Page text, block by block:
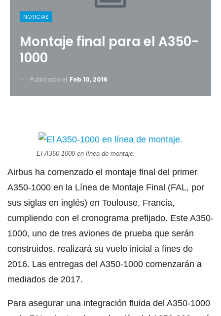
NOTICIAS
Montaje final para el A350-
1000
Publicado el Feb 10, 2016
El A350-1000 en línea de montaje.
Airbus ha comenzado el montaje final del primer
A350-1000 en la Línea de Montaje Final (FAL, por
sus siglas en inglés) en Toulouse, Francia,
cumpliendo con el cronograma prefijado. Este A350-
1000, uno de tres aviones de prueba que serán
construidos, realizará su vuelo inicial a fines de
2016. Las entregas del A350-1000 comenzarán a
mediados de 2017.
Para asegurar una integración fluida del A350-1000